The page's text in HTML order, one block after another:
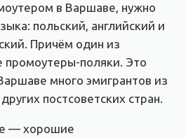
в Варшаве, нужно
польский, английский и
Причём один из
промоутеры-поляки. Это
много эмигрантов из
постсоветских стран.
— хорошие